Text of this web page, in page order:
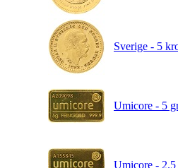
Sverige - 5
Umicore - 5
Umicore -